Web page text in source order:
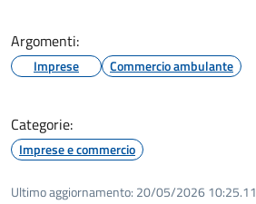
Argomenti:
Imprese Commercio ambulante
Categorie:
Imprese e commercio
Ultimo aggiornamento: 20/05/2026 10:25.11